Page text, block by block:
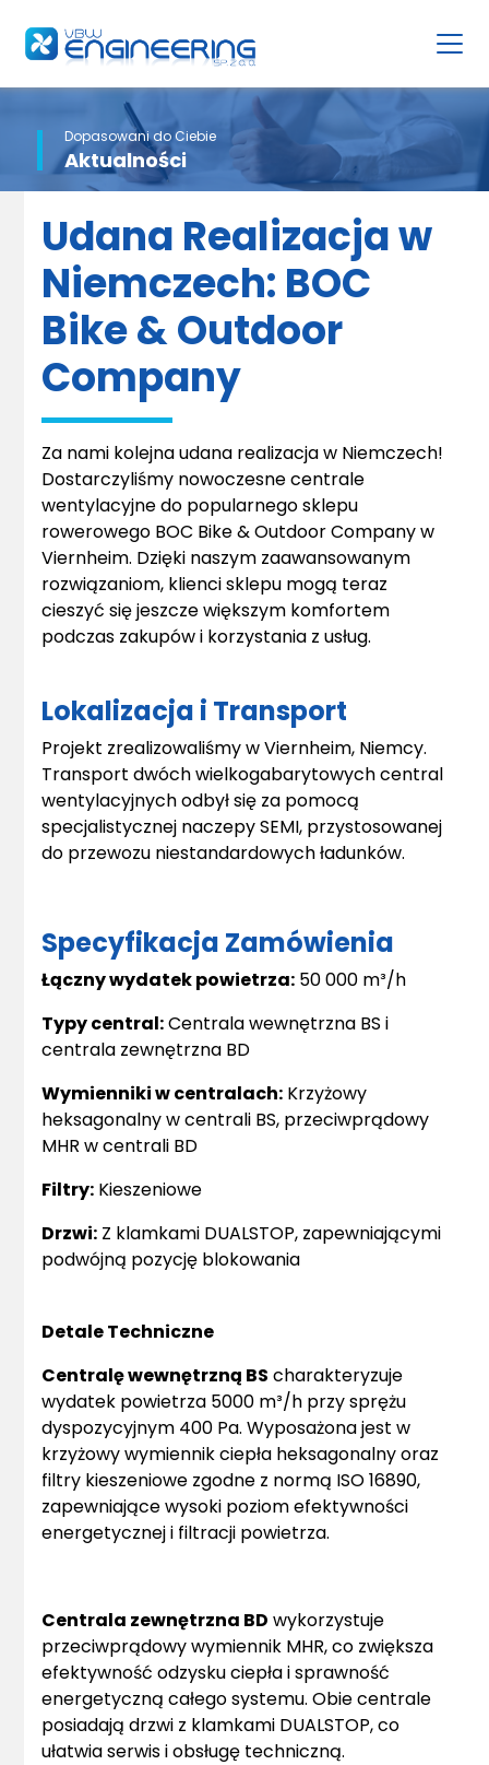
Dopasowani do Ciebie
Aktualności
Udana Realizacja w
Niemczech: BOC
Bike & Outdoor
Company
Za nami kolejna udana realizacja w Niemczech!
Dostarczyliśmy nowoczesne centrale
wentylacyjne do popularnego sklepu
rowerowego BOC Bike & Outdoor Company w
Viernheim. Dzięki naszym zaawansowanym
rozwiązaniom, klienci sklepu mogą teraz
cieszyć się jeszcze większym komfortem
podczas zakupów i korzystania z usług.
Lokalizacja i Transport
Projekt zrealizowaliśmy w Viernheim, Niemcy.
Transport dwóch wielkogabarytowych central
wentylacyjnych odbył się za pomocą
specjalistycznej naczepy SEMI, przystosowanej
do przewozu niestandardowych ładunków.
Specyfikacja Zamówienia
Łączny wydatek powietrza: 50 000 m³/h
Typy central:Centrala wewnętrzna BS i
centrala zewnętrzna BD
Wymienniki w centralach: Krzyżowy
heksagonalny w centrali BS, przeciwprądowy
MHR w centrali BD
Filtry: Kieszeniowe
Drzwi: Z klamkami DUALSTOP, zapewniającymi
podwójną pozycję blokowania
Detale Techniczne
Centralę wewnętrzną BS charakteryzuje
wydatek powietrza 5000 m³/h przy sprężu
dyspozycyjnym 400 Pa. Wyposażona jest w
krzyżowy wymiennik ciepła heksagonalny oraz
filtry kieszeniowe zgodne z normą ISO 16890,
zapewniające wysoki poziom efektywności
energetycznej i filtracji powietrza.
Centrala zewnętrzna BD wykorzystuje
przeciwprądowy wymiennik MHR, co zwiększa
efektywność odzysku ciepła i sprawność
energetyczną całego systemu. Obie centrale
posiadają drzwi z klamkami DUALSTOP, co
ułatwia serwis i obsługę techniczną.